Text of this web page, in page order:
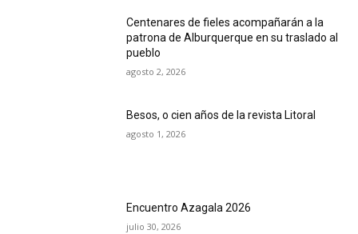
Centenares de fieles acompañarán a la
patrona de Alburquerque en su traslado al
pueblo
agosto 2, 2026
Besos, o cien años de la revista Litoral
agosto 1, 2026
Encuentro Azagala 2026
julio 30, 2026